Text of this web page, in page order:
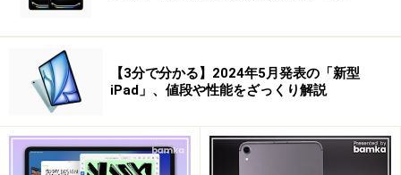
新しいiPad Airのカラー。左からスペースグレイ、スターラ
イト、パープル、ブルーとなる
驚くほど薄い！ 厚さ約5mmの「iPad Pro」
【3分で分かる】2024年5月発表の「新型
iPad」、値段や性能をざっくり解説